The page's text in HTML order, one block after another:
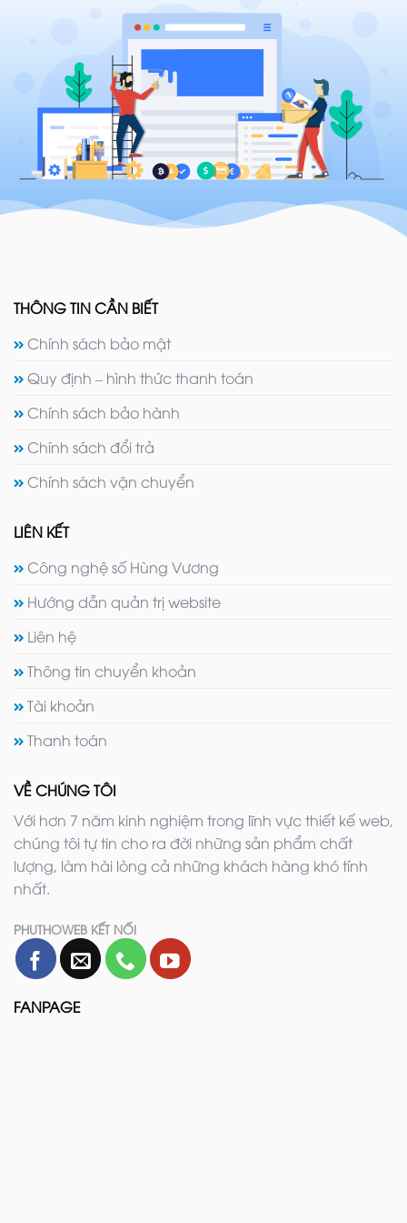
THÔNG TIN CẦN BIẾT
Chính sách bảo mật
Quy định – hình thức thanh toán
Chính sách bảo hành
Chính sách đổi trả
Chính sách vận chuyển
LIÊN KẾT
Công nghệ số Hùng Vương
Hướng dẫn quản trị website
Liên hệ
Thông tin chuyển khoản
Tài khoản
Thanh toán
VỀ CHÚNG TÔI
Với hơn 7 năm kinh nghiệm trong lĩnh vực thiết kế web,
chúng tôi tự tin cho ra đời những sản phẩm chất
lượng, làm hài lòng cả những khách hàng khó tính
nhất.
PHUTHOWEB KẾT NỐI
FANPAGE